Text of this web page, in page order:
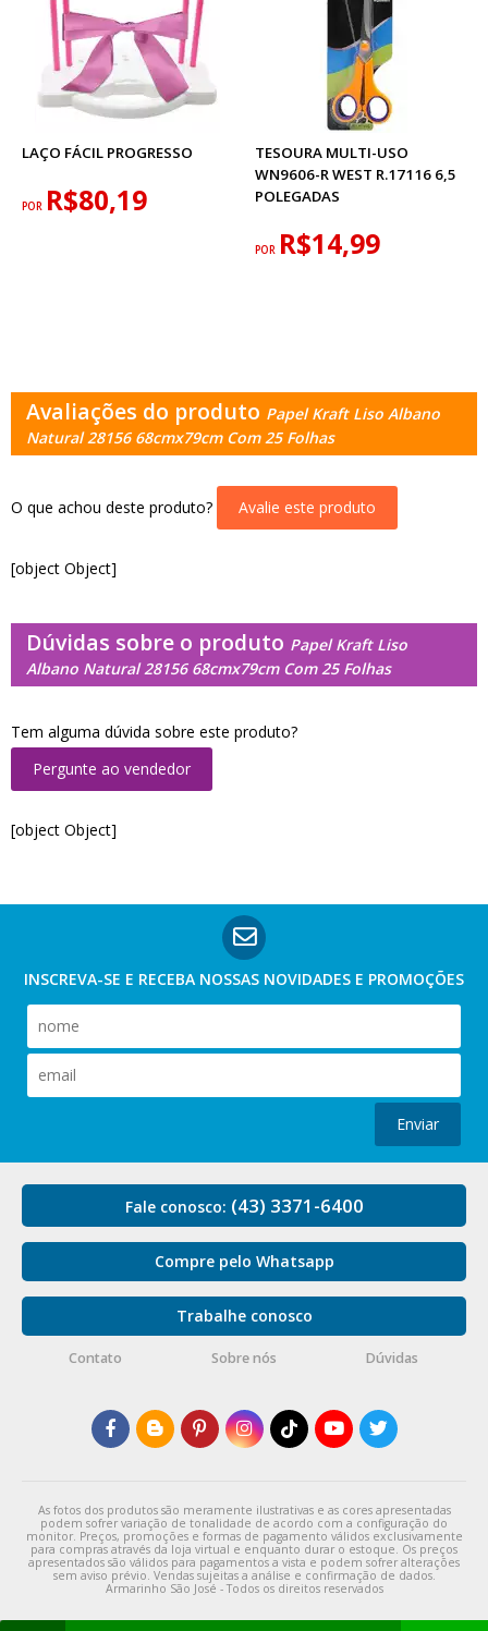
LAÇO FÁCIL PROGRESSO
POR R$80,19
TESOURA MULTI-USO
WN9606-R WEST R.17116 6,5
POLEGADAS
POR R$14,99
Avaliações do produto Papel Kraft Liso Albano
Natural 28156 68cmx79cm Com 25 Folhas
O que achou deste produto? Avalie este produto
[object Object]
Dúvidas sobre o produto Papel Kraft Liso
Albano Natural 28156 68cmx79cm Com 25 Folhas
Tem alguma dúvida sobre este produto?
Pergunte ao vendedor
[object Object]
INSCREVA-SE E RECEBA NOSSAS NOVIDADES E PROMOÇÕES
Enviar
Fale conosco: (43) 3371-6400
Compre pelo Whatsapp
Trabalhe conosco
Contato Sobre nós Dúvidas
As fotos dos produtos são meramente ilustrativas e as cores apresentadas
podem sofrer variação de tonalidade de acordo com a configuração do
monitor. Preços, promoções e formas de pagamento válidos exclusivamente
para compras através da loja virtual e enquanto durar o estoque. Os preços
apresentados são válidos para pagamentos a vista e podem sofrer alterações
sem aviso prévio. Vendas sujeitas a análise e confirmação de dados.
Armarinho São José - Todos os direitos reservados